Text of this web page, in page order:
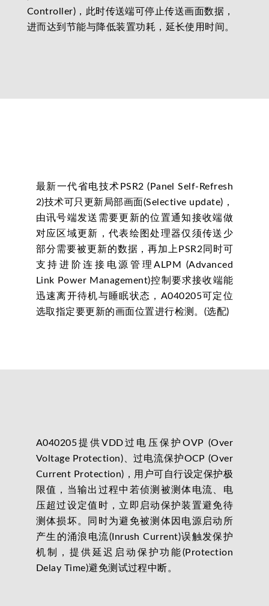
Controller)，此时传送端可停止传送画面数据，
进而达到节能与降低装置功耗，延长使用时间。
最新一代省电技术PSR2 (Panel Self-Refresh
2)技术可只更新局部画面(Selective update)，
由讯号端发送需要更新的位置通知接收端做
对应区域更新，代表绘图处理器仅须传送少
部分需要被更新的数据，再加上PSR2同时可
支持进阶连接电源管理ALPM (Advanced
Link Power Management)控制要求接收端能
迅速离开待机与睡眠状态，A040205可定位
选取指定要更新的画面位置进行检测。(选配)
A040205提供VDD过电压保护OVP (Over
Voltage Protection)、过电流保护OCP (Over
Current Protection)，用户可自行设定保护极
限值，当输出过程中若侦测被测体电流、电
压超过设定值时，立即启动保护装置避免待
测体损坏。同时为避免被测体因电源启动所
产生的涌浪电流(Inrush Current)误触发保护
机制，提供延迟启动保护功能(Protection
Delay Time)避免测试过程中断。